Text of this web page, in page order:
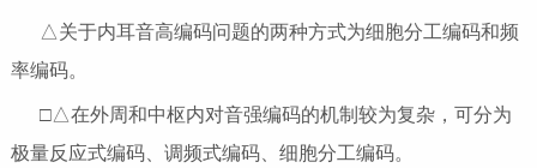
△关于内耳音高编码问题的两种方式为细胞分工编码和频
率编码。
□△在外周和中枢内对音强编码的机制较为复杂，可分为
极量反应式编码、调频式编码、细胞分工编码。